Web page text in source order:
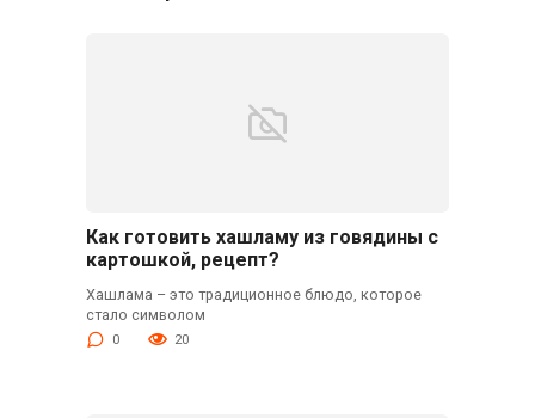
Как готовить хашламу из говядины с
картошкой, рецепт?
Хашлама – это традиционное блюдо, которое
стало символом
0 20